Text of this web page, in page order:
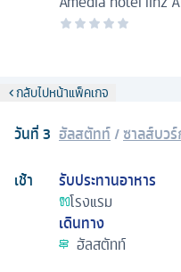
กลับไปหน้าแพ็คเกจ
วันที่3 ฮัลสตัทท์/ซาลส์บว
เช้า
รับประทานอาหาร
โรงแรม
เดินทาง
ฮัลสตัทท์